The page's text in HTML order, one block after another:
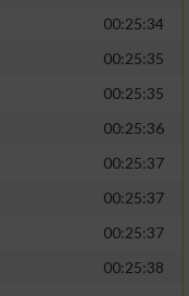
00:25:34
00:25:35
00:25:35
00:25:36
00:25:37
00:25:37
00:25:37
00:25:38